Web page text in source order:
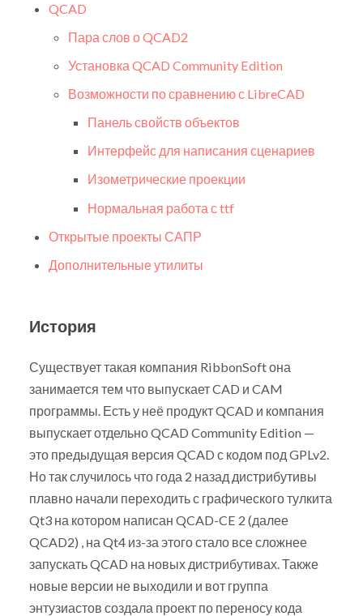
QCAD
Пара слов о QCAD2
Установка QCAD Community Edition
Возможности по сравнению с LibreCAD
Панель свойств объектов
Интерфейс для написания сценариев
Изометрические проекции
Нормальная работа с ttf
Открытые проекты САПР
Дополнительные утилиты
История
Существует такая компания RibbonSoft она
занимается тем что выпускает CAD и CAM
программы. Есть у неё продукт QCAD и компания
выпускает отдельно QCAD Community Edition —
это предыдущая версия QCAD с кодом под GPLv2.
Но так случилось что года 2 назад дистрибутивы
плавно начали переходить с графического тулкита
Qt3 на котором написан QCAD-CE 2 (далее
QCAD2) , на Qt4 из-за этого стало все сложнее
запускать QCAD на новых дистрибутивах. Также
новые версии не выходили и вот группа
энтузиастов создала проект по переносу кода